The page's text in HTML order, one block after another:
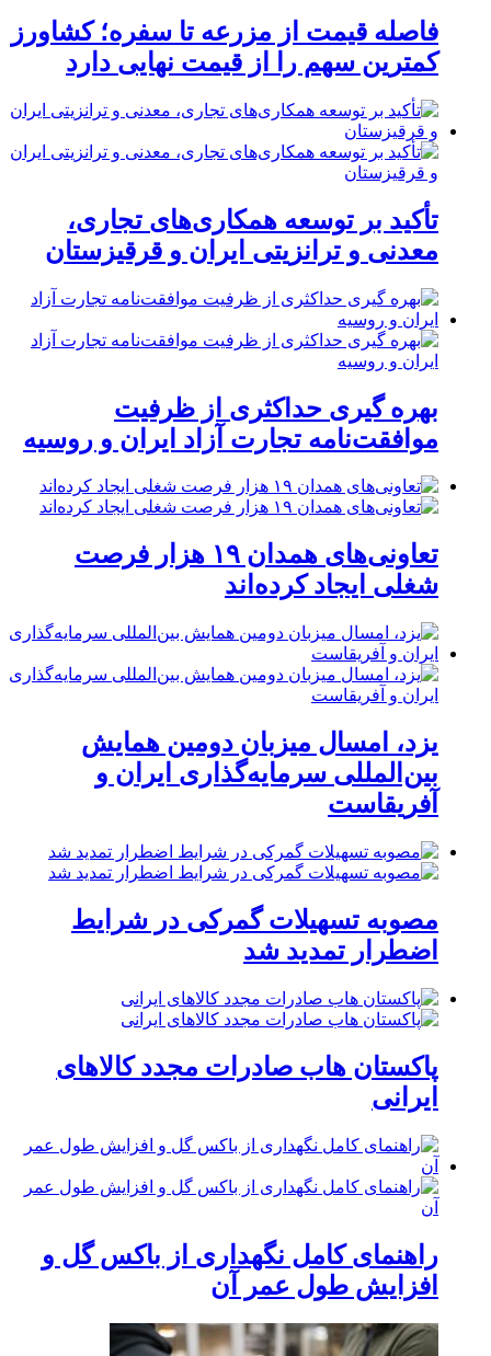
فاصله قیمت از مزرعه تا سفره؛ کشاورز
کمترین سهم را از قیمت نهایی دارد
تأکید بر توسعه همکاری‌های تجاری،
معدنی و ترانزیتی ایران و قرقیزستان
بهره گیری حداکثری از ظرفیت
موافقت‌نامه تجارت آزاد ایران و روسیه
تعاونی‌های همدان ۱۹ هزار فرصت
شغلی ایجاد کرده‌اند
یزد، امسال میزبان دومین همایش
بین‌المللی سرمایه‌گذاری ایران و
آفریقاست
مصوبه تسهیلات گمرکی در شرایط
اضطرار تمدید شد
پاکستان هاب صادرات مجدد کالاهای
ایرانی
راهنمای کامل نگهداری از باکس گل و
افزایش طول عمر آن